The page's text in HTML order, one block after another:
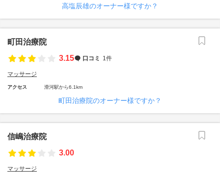
高塩辰雄のオーナー様ですか？
町田治療院
3.15
口コミ 1件
マッサージ
アクセス 滑河駅から6.1km
町田治療院のオーナー様ですか？
信嶋治療院
3.00
マッサージ